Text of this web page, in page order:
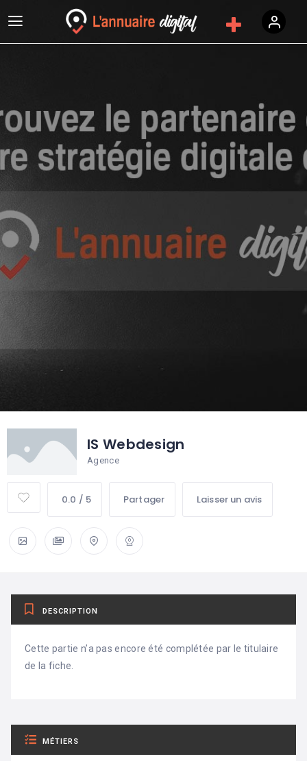
IS Webdesign
Agence
0.0 / 5 Partager Laisser un avis
DESCRIPTION
Cette partie n’a pas encore été complétée par le titulaire
de la fiche.
MÉTIERS